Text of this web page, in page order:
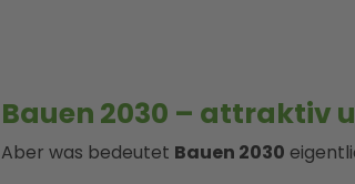
Bauen 2030 – attraktiv
Aber was bedeutet Bauen 2030